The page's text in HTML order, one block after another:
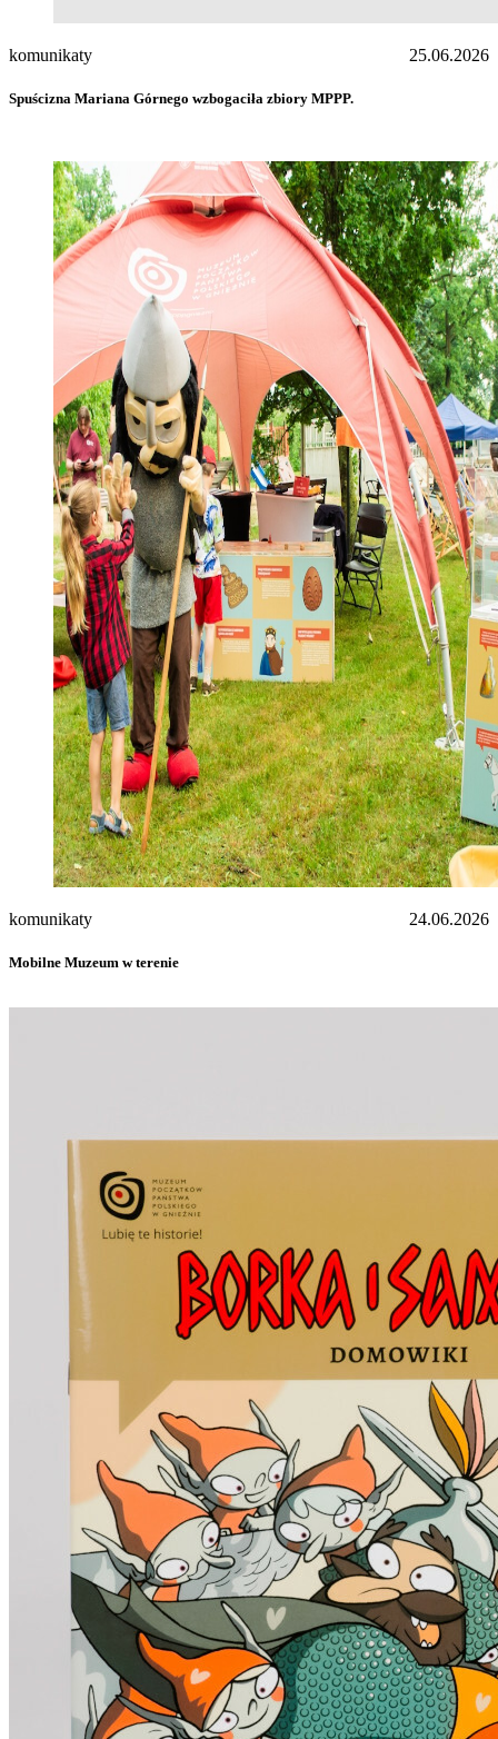
komunikaty 25.06.2026
Spuścizna Mariana Górnego wzbogaciła zbiory MPPP.
komunikaty 24.06.2026
Mobilne Muzeum w terenie